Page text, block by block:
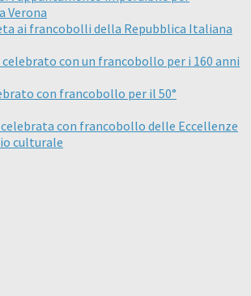
Verona
ai francobolli della Repubblica Italiana
celebrato con un francobollo per i 160 anni
con francobollo per il 50°
con francobollo delle Eccellenze
culturale